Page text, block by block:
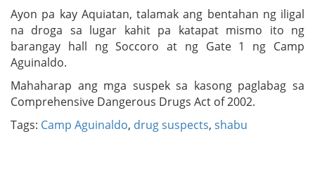
Ayon pa kay Aquiatan, talamak ang bentahan ng iligal
na droga sa lugar kahit pa katapat mismo ito ng
barangay hall ng Soccoro at ng Gate 1 ng Camp
Aguinaldo.
Mahaharap ang mga suspek sa kasong paglabag sa
Comprehensive Dangerous Drugs Act of 2002.
Tags: Camp Aguinaldo, drug suspects, shabu